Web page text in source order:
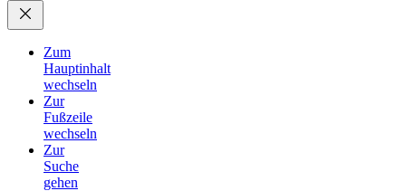
Zum
Hauptinhalt
wechseln
Zur
Fußzeile
wechseln
Zur
Suche
gehen